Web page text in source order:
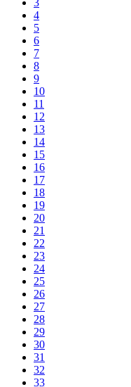
3
4
5
6
7
8
9
10
11
12
13
14
15
16
17
18
19
20
21
22
23
24
25
26
27
28
29
30
31
32
33